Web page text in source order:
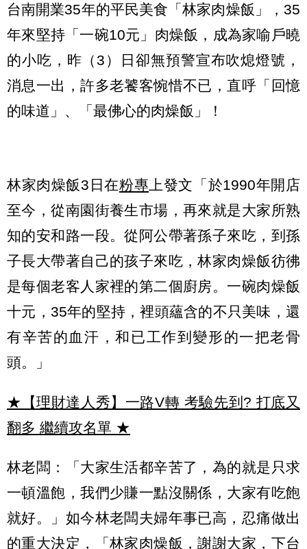
台南開業35年的平民美食「林家肉燥飯」，35
年來堅持「一碗10元」肉燥飯，成為家喻戶曉
的小吃，昨（3）日卻無預警宣布吹熄燈號，
消息一出，許多老饕客惋惜不已，直呼「回憶
的味道」、「最佛心的肉燥飯」！
林家肉燥飯3日在粉專 上發文「於1990年開店
至今，從南園街養生市場，再來就是大家所熟
知的安和路一段。從阿公帶著孫子來吃，到孫
子長大帶著自己的孩子來吃，林家肉燥飯彷彿
是每個老客人家裡的第二個廚房。一碗肉燥飯
十元，35年的堅持，裡頭蘊含的不只美味，還
有辛苦的血汗，和已工作到變形的一把老骨
頭。」
★【理財達人秀】一路V轉 考驗先到? 打底又
翻多 繼續攻名單 ★
林老闆：「大家生活都辛苦了，為的就是只求
一頓溫飽，我們少賺一點沒關係，大家有吃飽
就好。」如今林老闆夫婦年事已高，忍痛做出
的重大決定，「林家肉燥飯，謝謝大家，下台